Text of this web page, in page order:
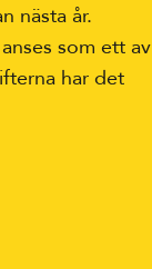
nästa år.
som ett av
har det